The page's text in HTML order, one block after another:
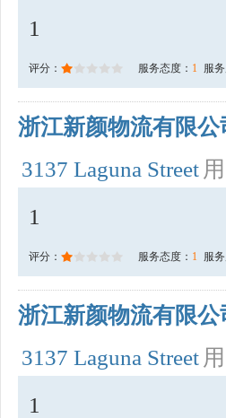
1
评分： 服务态度： 1 服务
浙江新颜物流有限公
3137 Laguna Street
1
评分： 服务态度： 1 服务
浙江新颜物流有限公
3137 Laguna Street
1